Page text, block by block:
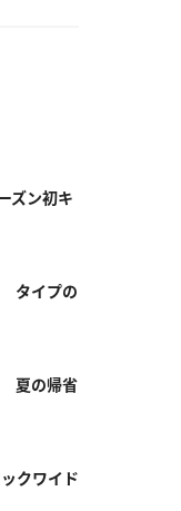
ズン初キ
タイプの
夏の帰省
クワイド